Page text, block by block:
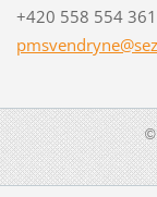
+420 558 554 361
pmsvendr
©